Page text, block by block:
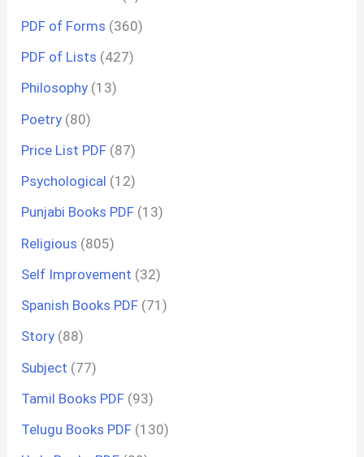
PDF of Forms (360)
PDF of Lists (427)
Philosophy (13)
Poetry (80)
Price List PDF (87)
Psychological (12)
Punjabi Books PDF (13)
Religious (805)
Self Improvement (32)
Spanish Books PDF (71)
Story (88)
Subject (77)
Tamil Books PDF (93)
Telugu Books PDF (130)